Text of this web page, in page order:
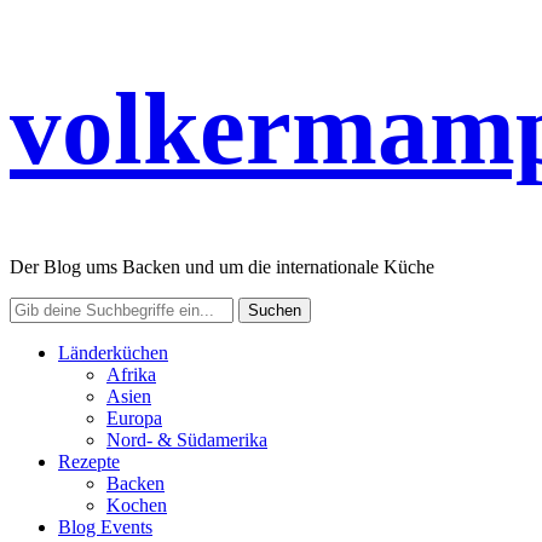
Der Blog ums Backen und um die internationale Küche
Länderküchen
Afrika
Asien
Europa
Nord- & Südamerika
Rezepte
Backen
Kochen
Blog Events